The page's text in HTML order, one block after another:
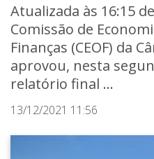
Atualizada às 16:15
Comissão de
Finanças (CEOF) da
aprovou, nesta
relatório final ...
13/12/2021 11:56